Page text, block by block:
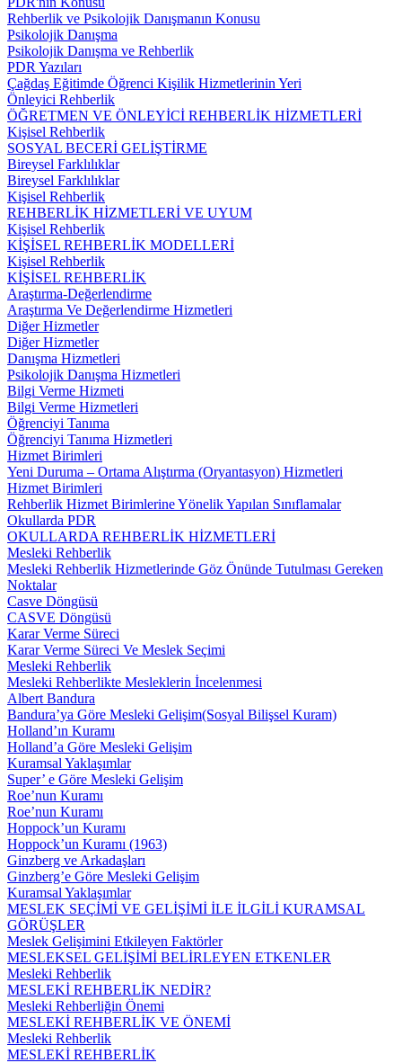
Rehberlik ve Psikolojik Danışmanın Konusu
Psikolojik Danışma
Psikolojik Danışma ve Rehberlik
PDR Yazıları
Çağdaş Eğitimde Öğrenci Kişilik Hizmetlerinin Yeri
Önleyici Rehberlik
ÖĞRETMEN VE ÖNLEYİCİ REHBERLİK HİZMETLERİ
Kişisel Rehberlik
SOSYAL BECERİ GELİŞTİRME
Bireysel Farklılıklar
Bireysel Farklılıklar
Kişisel Rehberlik
REHBERLİK HİZMETLERİ VE UYUM
Kişisel Rehberlik
KİŞİSEL REHBERLİK MODELLERİ
Kişisel Rehberlik
KİŞİSEL REHBERLİK
Araştırma-Değerlendirme
Araştırma Ve Değerlendirme Hizmetleri
Diğer Hizmetler
Diğer Hizmetler
Danışma Hizmetleri
Psikolojik Danışma Hizmetleri
Bilgi Verme Hizmeti
Bilgi Verme Hizmetleri
Öğrenciyi Tanıma
Öğrenciyi Tanıma Hizmetleri
Hizmet Birimleri
Yeni Duruma – Ortama Alıştırma (Oryantasyon) Hizmetleri
Hizmet Birimleri
Rehberlik Hizmet Birimlerine Yönelik Yapılan Sınıflamalar
Okullarda PDR
OKULLARDA REHBERLİK HİZMETLERİ
Mesleki Rehberlik
Mesleki Rehberlik Hizmetlerinde Göz Önünde Tutulması Gereken
Noktalar
Casve Döngüsü
CASVE Döngüsü
Karar Verme Süreci
Karar Verme Süreci Ve Meslek Seçimi
Mesleki Rehberlik
Mesleki Rehberlikte Mesleklerin İncelenmesi
Albert Bandura
Bandura’ya Göre Mesleki Gelişim(Sosyal Bilişsel Kuram)
Holland’ın Kuramı
Holland’a Göre Mesleki Gelişim
Kuramsal Yaklaşımlar
Super’ e Göre Mesleki Gelişim
Roe’nun Kuramı
Roe’nun Kuramı
Hoppock’un Kuramı
Hoppock’un Kuramı (1963)
Ginzberg ve Arkadaşları
Ginzberg’e Göre Mesleki Gelişim
Kuramsal Yaklaşımlar
MESLEK SEÇİMİ VE GELİŞİMİ İLE İLGİLİ KURAMSAL
GÖRÜŞLER
Meslek Gelişimini Etkileyen Faktörler
MESLEKSEL GELİŞİMİ BELİRLEYEN ETKENLER
Mesleki Rehberlik
MESLEKİ REHBERLİK NEDİR?
Mesleki Rehberliğin Önemi
MESLEKİ REHBERLİK VE ÖNEMİ
Mesleki Rehberlik
MESLEKİ REHBERLİK